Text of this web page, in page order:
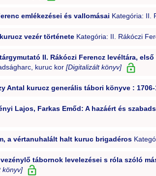
emlékezései és vallomásai Kategória: II.
vezér történeteKategória: II. Rákóczi
II. Rákóczi Ferencz levéltára,
kuruc kor [Digitalizált könyv]
Antal kurucz generális tábori könyve : 1706-
Lajos, Farkas Emőd: A hazáért és
a vértanuhalált halt kuruc brigadéros
tábornok levelezései s róla szóló
könyv]